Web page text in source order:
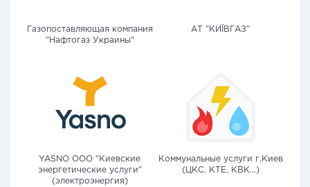
Газопоставляющая компания
"Нафтогаз Украины"
АТ "КИЇВГАЗ"
YASNO OOO "Киевские
энергетические услуги"
(электроэнергия)
Коммунальные услуги г.Киев
(ЦКС, КТЕ, КВК...)